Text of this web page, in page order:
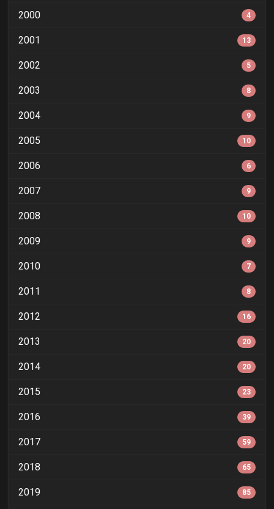
2000 4
2001 13
2002 5
2003 8
2004 9
2005 10
2006 6
2007 9
2008 10
2009 9
2010 7
2011 8
2012 16
2013 20
2014 20
2015 23
2016 39
2017 59
2018 65
2019 85